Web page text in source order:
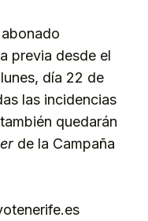
previa desde el
día 22 de
las incidencias
quedarán
de la Campaña